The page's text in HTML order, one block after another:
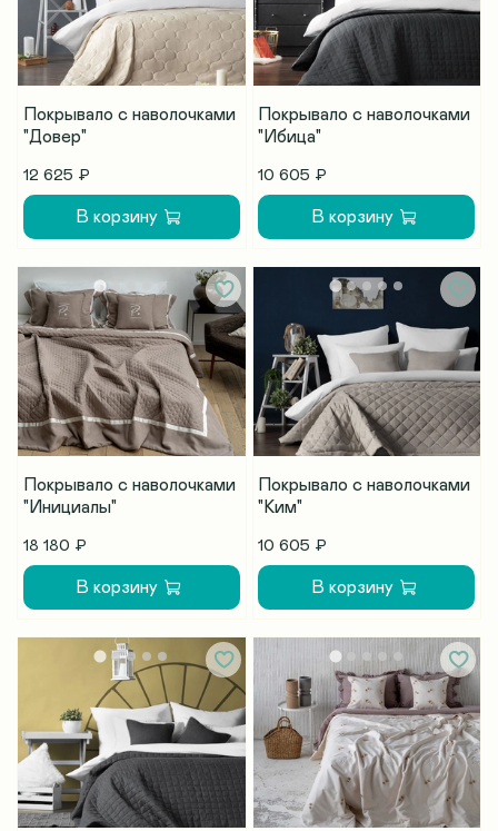
Покрывало с наволочками
"Довер"
12 625 ₽
В корзину
Покрывало с наволочками
"Ибица"
10 605 ₽
В корзину
Покрывало с наволочками
"Инициалы"
18 180 ₽
В корзину
Покрывало с наволочками
"Ким"
10 605 ₽
В корзину